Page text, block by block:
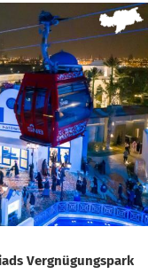
Vergnügungspark